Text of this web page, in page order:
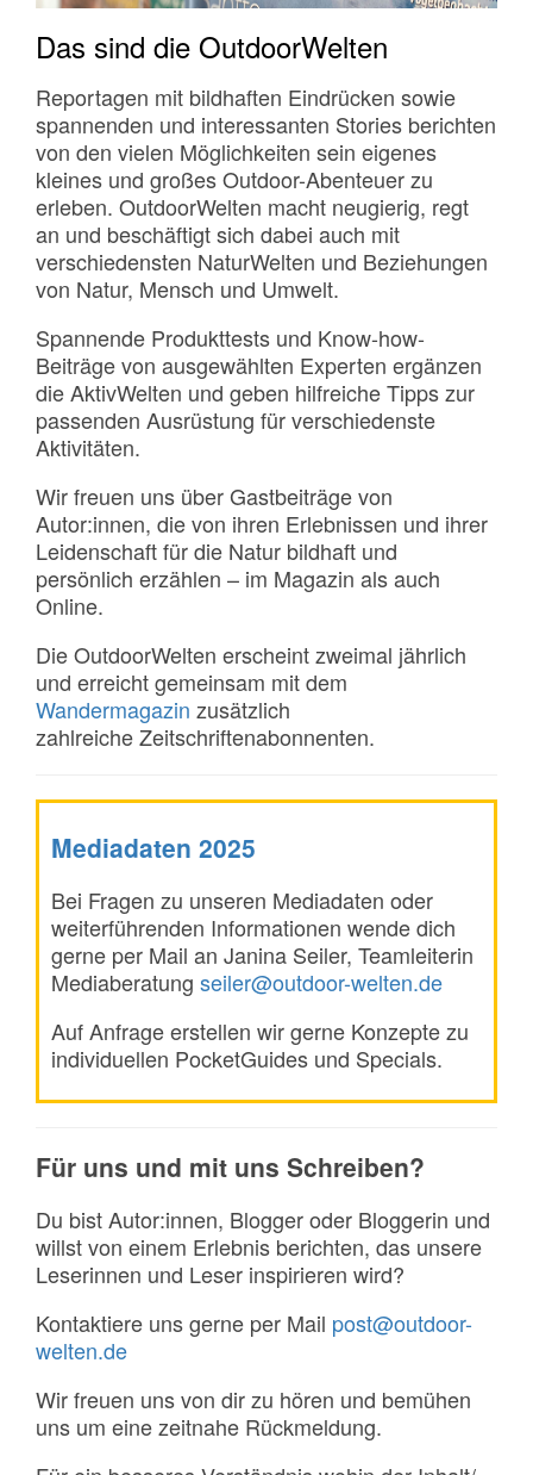
Das sind die OutdoorWelten
Reportagen mit bildhaften Eindrücken sowie
spannenden und interessanten Stories berichten
von den vielen Möglichkeiten sein eigenes
kleines und großes Outdoor-Abenteuer zu
erleben. OutdoorWelten macht neugierig, regt
an und beschäftigt sich dabei auch mit
verschiedensten NaturWelten und Beziehungen
von Natur, Mensch und Umwelt.
Spannende Produkttests und Know-how-
Beiträge von ausgewählten Experten ergänzen
die AktivWelten und geben hilfreiche Tipps zur
passenden Ausrüstung für verschiedenste
Aktivitäten.
Wir freuen uns über Gastbeiträge von
Autor:innen, die von ihren Erlebnissen und ihrer
Leidenschaft für die Natur bildhaft und
persönlich erzählen – im Magazin als auch
Online.
Die OutdoorWelten erscheint zweimal jährlich
und erreicht gemeinsam mit dem
Wandermagazin zusätzlich
zahlreiche Zeitschriftenabonnenten.
Mediadaten 2025
Bei Fragen zu unseren Mediadaten oder
weiterführenden Informationen wende dich
gerne per Mail an Janina Seiler, Teamleiterin
Mediaberatung seiler@outdoor-welten.de
Auf Anfrage erstellen wir gerne Konzepte zu
individuellen PocketGuides und Specials.
Für uns und mit uns Schreiben?
Du bist Autor:innen, Blogger oder Bloggerin und
willst von einem Erlebnis berichten, das unsere
Leserinnen und Leser inspirieren wird?
Kontaktiere uns gerne per Mail post@outdoor-
welten.de
Wir freuen uns von dir zu hören und bemühen
uns um eine zeitnahe Rückmeldung.